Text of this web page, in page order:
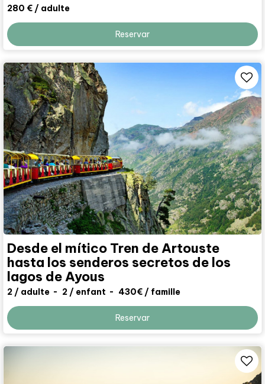
280 € / adulte
Reservar
Desde el mítico Tren de Artouste
hasta los senderos secretos de los
lagos de Ayous
2 / adulte 2 / enfant 430€ / famille
Reservar